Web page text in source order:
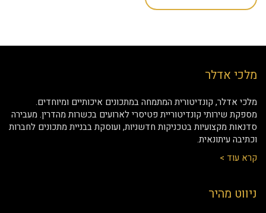
מלכי אדלר
מלכי אדלר, קונדיטורית המתמחה במתכונים איכותיים ומיוחדים.
מספקת שירותי קונדיטוריית פטיסרי לארועים בכשרות מהדרין. מעבירה
סדנאות מקצועיות בטכניקות חדשניות, ועוסקת בבניית מתכונים לחברות
וכתיבה עיתונאית.
קרא עוד >
ניווט מהיר